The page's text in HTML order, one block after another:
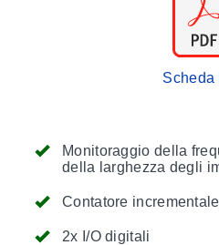
Monitoraggio della
della larghezza degli
Contatore
2x I/O digitali
Scheda